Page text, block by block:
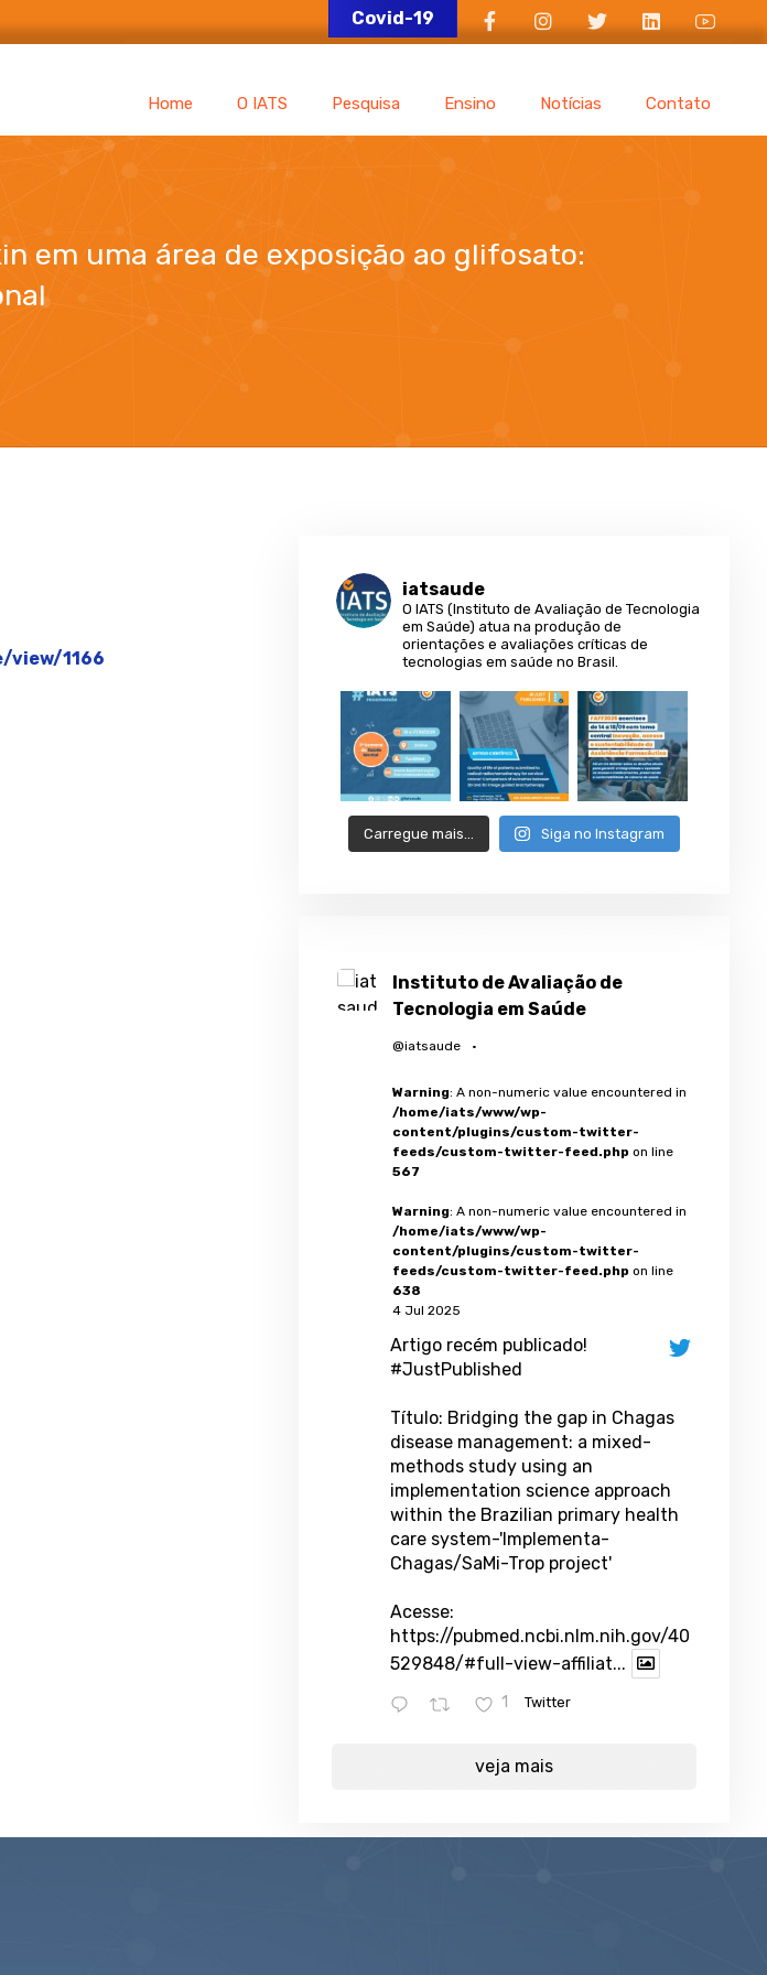
Covid-19
Home O IATS Pesquisa Ensino Notícias Contato
em uma área de exposição ao glifosato:
ao glifosato: comparativo entre Chapecó-SC e o cenário nacional
view/1166
iatsaude
O IATS (Instituto de Avaliação de Tecnologia
em Saúde) atua na produção de
orientações e avaliações críticas de
tecnologias em saúde no Brasil.
Carregue mais… Siga no Instagram
Instituto de Avaliação de
Tecnologia em Saúde
@iatsaude ·
Warning: A non-numeric value encountered in
/home/iats/www/wp-
content/plugins/custom-twitter-
feeds/custom-twitter-feed.php on line
567
Warning: A non-numeric value encountered in
/home/iats/www/wp-
content/plugins/custom-twitter-
feeds/custom-twitter-feed.php on line
638
4 Jul 2025
Artigo recém publicado!
#JustPublished
Título: Bridging the gap in Chagas
disease management: a mixed-
methods study using an
implementation science approach
within the Brazilian primary health
care system-'Implementa-
Chagas/SaMi-Trop project'
Acesse:
https://pubmed.ncbi.nlm.nih.gov/40
529848/#full-view-affiliat...
1 Twitter
veja mais